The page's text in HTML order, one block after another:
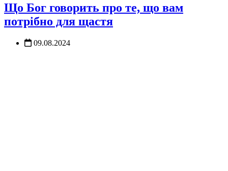
Що Бог говорить про те, що вам
потрібно для щастя
09.08.2024